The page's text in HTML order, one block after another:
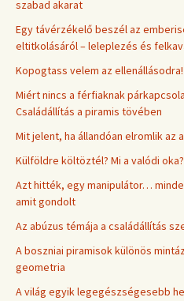
szabad akarat
Egy távérzékelő beszél az
eltitkolásáról – leleplezés és
Kopogtass velem az
Miért nincs a férfiaknak
Családállítás a piramis tövében
Mit jelent, ha állandóan elromlik az
Külföldre költöztél? Mi a valódi oka?
Azt hitték, egy manipulátor…
amit gondolt
Az abúzus témája a családállítás
A boszniai piramisok különös
geometria
A világ egyik legegészségesebb